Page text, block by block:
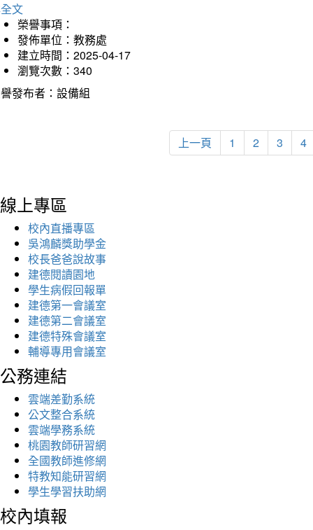
文
榮譽事項：
發佈單位：教務處
建立時間：2025-04-17
瀏覽次數：340
發布者：設備組
上一頁 1 2 3 4
線上專區
校內直播專區
吳鴻麟獎助學金
校長爸爸說故事
建德閱讀園地
學生病假回報單
建德第一會議室
建德第二會議室
建德特殊會議室
輔導專用會議室
公務連結
雲端差勤系統
公文整合系統
雲端學務系統
桃園教師研習網
全國教師進修網
特教知能研習網
學生學習扶助網
校內填報